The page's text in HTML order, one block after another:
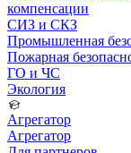
компенсации
СИЗ и СКЗ
Промышленная
Пожарная
ГО и ЧС
Экология
Агрегатор
Агрегатор